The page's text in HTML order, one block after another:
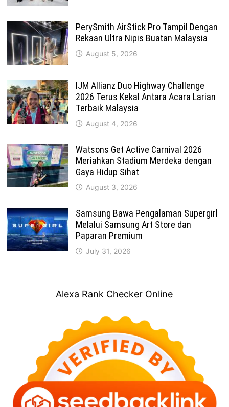
PerySmith AirStick Pro Tampil Dengan
Rekaan Ultra Nipis Buatan Malaysia
August 5, 2026
IJM Allianz Duo Highway Challenge
2026 Terus Kekal Antara Acara Larian
Terbaik Malaysia
August 4, 2026
Watsons Get Active Carnival 2026
Meriahkan Stadium Merdeka dengan
Gaya Hidup Sihat
August 3, 2026
Samsung Bawa Pengalaman Supergirl
Melalui Samsung Art Store dan
Paparan Premium
July 31, 2026
Alexa Rank Checker Online